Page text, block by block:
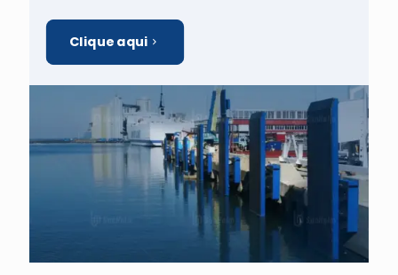
Clique aqui